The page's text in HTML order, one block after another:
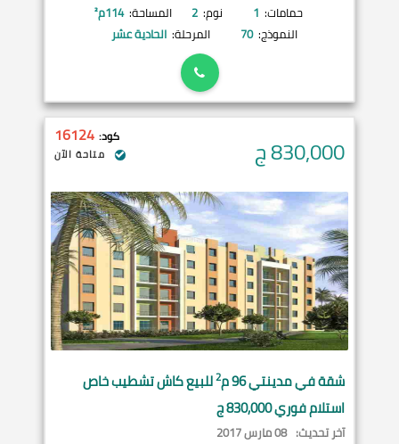
حمامات: 1 نوم: 2 المساحة: 114م²
النموذج: 70 المرحلة: الحادية عشر
830,000ج كود: 16124
متاحة الآن
شقة فيمدينتي96 م 2للبيع كاش تشطيب خاص
استلام فوري 830,000 ج
آخر تحديث: 08 مارس 2017